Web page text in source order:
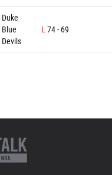
Duke
Blue
Devils
L74- 69